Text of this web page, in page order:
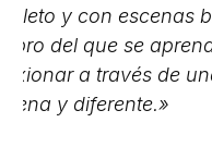
mezclan el
realidad y la
son muy vivas,
color, y en todas
de fondo